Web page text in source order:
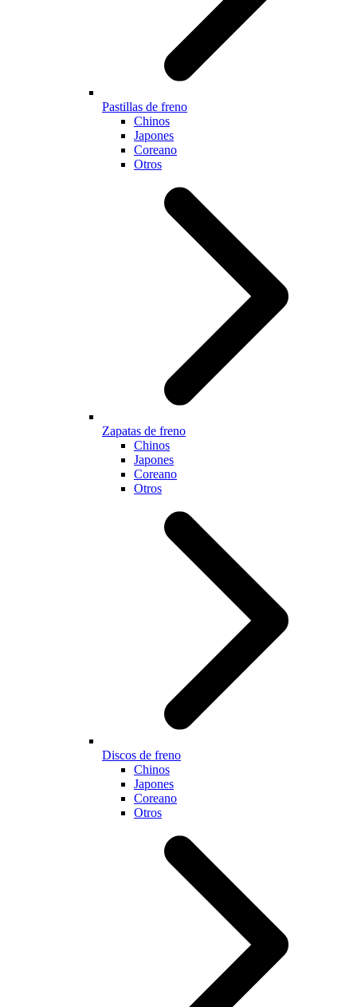
Pastillas de freno
Chinos
Japones
Coreano
Otros
Zapatas de freno
Chinos
Japones
Coreano
Otros
Discos de freno
Chinos
Japones
Coreano
Otros